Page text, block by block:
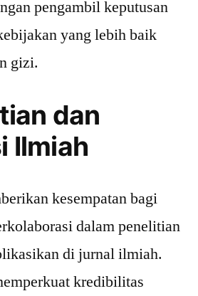
pengambil keputusan
yang lebih baik
gizi.
dan
Ilmiah
kesempatan bagi
dalam penelitian
di jurnal ilmiah.
kredibilitas